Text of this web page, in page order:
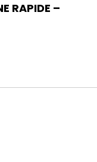
RAPIDE –